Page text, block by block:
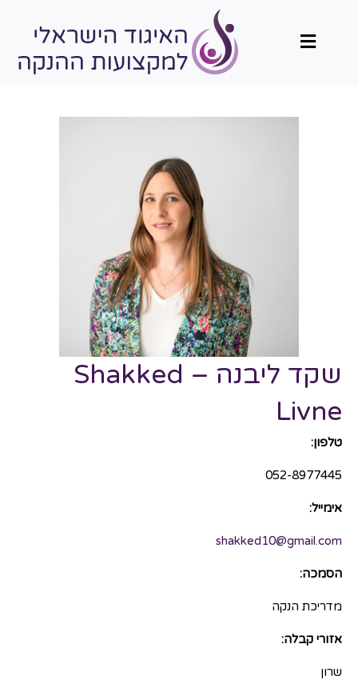
תפריט
שקד ליבנה – Shakked
Livne
טלפון:
052-8977445
אימייל:
shakked10@gmail.com
הסמכה:
מדריכת הנקה
אזורי קבלה:
שרון